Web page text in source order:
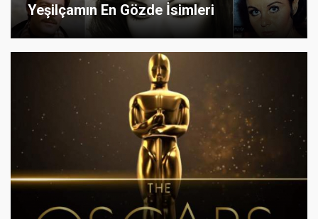
Yeşilçamın En Gözde İsimleri